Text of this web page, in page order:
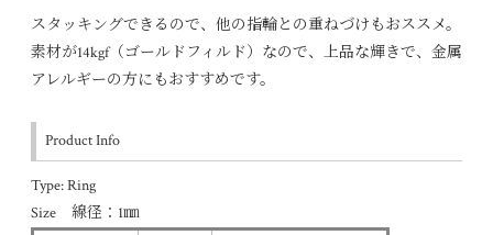
スタッキングできるので、他の指輪との重ねづけもおススメ。
素材が14kgf（ゴールドフィルド）なので、上品な輝きで、金属
アレルギーの方にもおすすめです。
Product Info
Type: Ring
Size 線径：1㎜